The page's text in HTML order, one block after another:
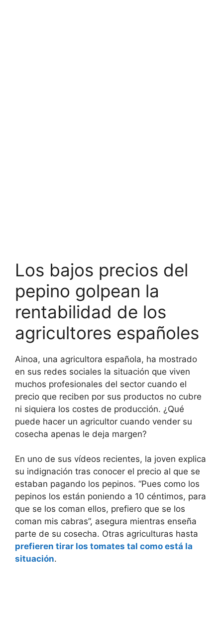
Los bajos precios del
pepino golpean la
rentabilidad de los
agricultores españoles
Ainoa, una agricultora española, ha mostrado
en sus redes sociales la situación que viven
muchos profesionales del sector cuando el
precio que reciben por sus productos no cubre
ni siquiera los costes de producción. ¿Qué
puede hacer un agricultor cuando vender su
cosecha apenas le deja margen?
En uno de sus vídeos recientes, la joven explica
su indignación tras conocer el precio al que se
estaban pagando los pepinos. “Pues como los
pepinos los están poniendo a 10 céntimos, para
que se los coman ellos, prefiero que se los
coman mis cabras”, asegura mientras enseña
parte de su cosecha. Otras agriculturas hasta
prefieren tirar los tomates tal como está la
situación.